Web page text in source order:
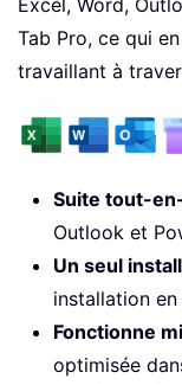
Excel, Word,
Tab Pro, ce qui
travaillant à
Suite tout-
Outlook et
Un seul
installation
Fonctionne
optimisée